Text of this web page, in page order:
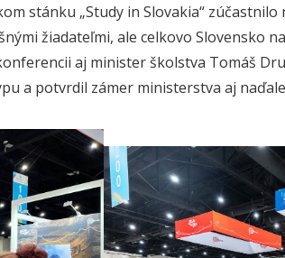
stánku „Study in Slovakia“ zúčastnilo
žiadateľmi, ale celkovo Slovensko
aj minister školstva Tomáš
a potvrdil zámer ministerstva aj